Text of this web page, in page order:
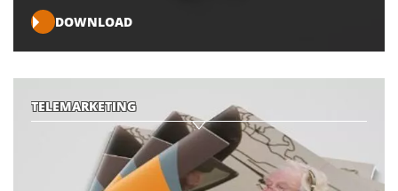
DOWNLOAD
TELEMARKETING